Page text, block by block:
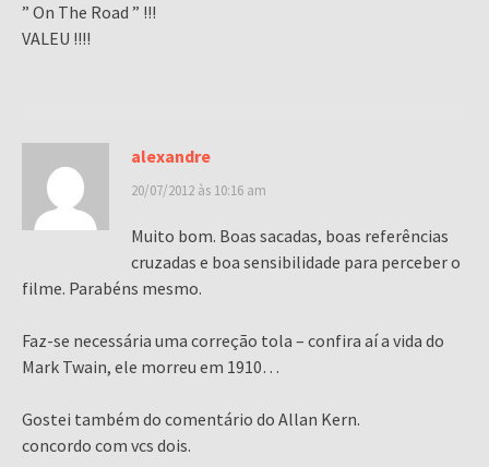
” On The Road ” !!!
VALEU !!!!
alexandre
20/07/2012 às 10:16 am
Muito bom. Boas sacadas, boas referências
cruzadas e boa sensibilidade para perceber o
filme. Parabéns mesmo.
Faz-se necessária uma correção tola – confira aí a vida do
Mark Twain, ele morreu em 1910…
Gostei também do comentário do Allan Kern.
concordo com vcs dois.